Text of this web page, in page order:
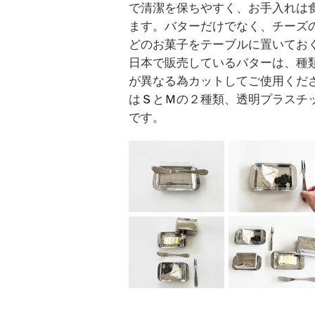
で清潔を保ちやすく、お手入れは
ます。バターだけでなく、チーズ
どのお菓子をテーブルに置いてお
日本で販売しているバターは、種
が異なる為カットしてご使用くだ
は Ｓ と Ｍの２種類、透明プラスチ
です。